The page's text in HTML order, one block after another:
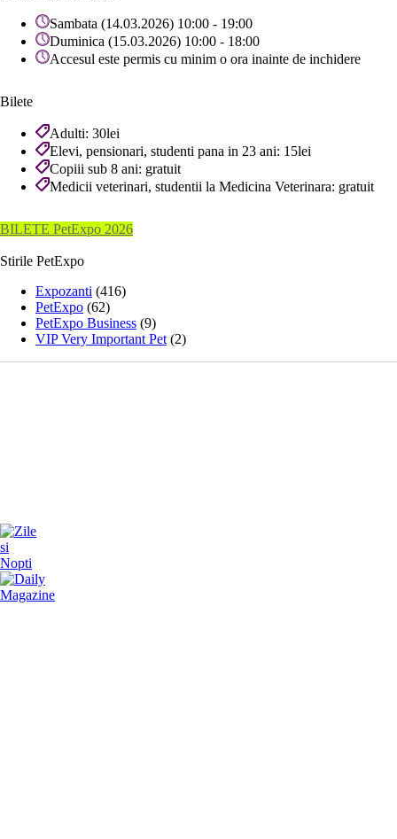
Sambata (14.03.2026) 10:00 - 19:00
Duminica (15.03.2026) 10:00 - 18:00
Accesul este permis cu minim o ora inainte de inchidere
Bilete
Adulti: 30lei
Elevi, pensionari, studenti pana in 23 ani: 15lei
Copiii sub 8 ani: gratuit
Medicii veterinari, studentii la Medicina Veterinara: gratuit
BILETE PetExpo 2026
Stirile PetExpo
Expozanti (416)
PetExpo (62)
PetExpo Business (9)
VIP Very Important Pet (2)